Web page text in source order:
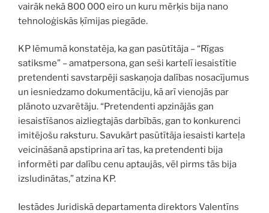
vairāk nekā 800 000 eiro un kuru mērķis bija nano
tehnoloģiskās ķīmijas piegāde.
KP lēmumā konstatēja, ka gan pasūtītāja – “Rīgas
satiksme” – amatpersona, gan seši kartelī iesaistītie
pretendenti savstarpēji saskaņoja dalības nosacījumus
un iesniedzamo dokumentāciju, kā arī vienojās par
plānoto uzvarētāju. “Pretendenti apzinājās gan
iesaistīšanos aizliegtajās darbībās, gan to konkurenci
imitējošu raksturu. Savukārt pasūtītāja iesaisti karteļa
veicināšanā apstiprina arī tas, ka pretendenti bija
informēti par dalību cenu aptaujās, vēl pirms tās bija
izsludinātas,” atzina KP.
Iestādes Juridiskā departamenta direktors Valentīns